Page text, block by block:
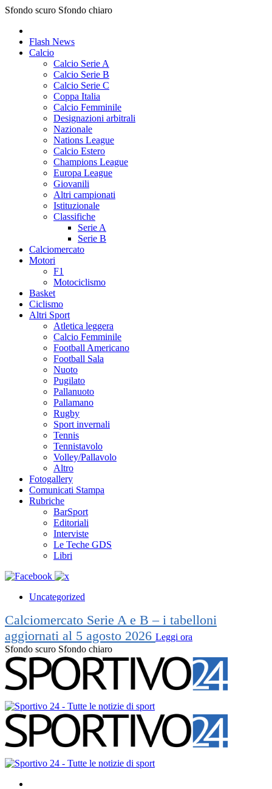
Sfondo scuro Sfondo chiaro
Flash News
Calcio
Calcio Serie A
Calcio Serie B
Calcio Serie C
Coppa Italia
Calcio Femminile
Designazioni arbitrali
Nazionale
Nations League
Calcio Estero
Champions League
Europa League
Giovanili
Altri campionati
Istituzionale
Classifiche
Serie A
Serie B
Calciomercato
Motori
F1
Motociclismo
Basket
Ciclismo
Altri Sport
Atletica leggera
Calcio Femminile
Football Americano
Football Sala
Nuoto
Pugilato
Pallanuoto
Pallamano
Rugby
Sport invernali
Tennis
Tennistavolo
Volley/Pallavolo
Altro
Fotogallery
Comunicati Stampa
Rubriche
BarSport
Editoriali
Interviste
Le Teche GDS
Libri
Uncategorized
Calciomercato Serie A e B – i tabelloni
aggiornati al 5 agosto 2026 Leggi ora
Sfondo scuro Sfondo chiaro